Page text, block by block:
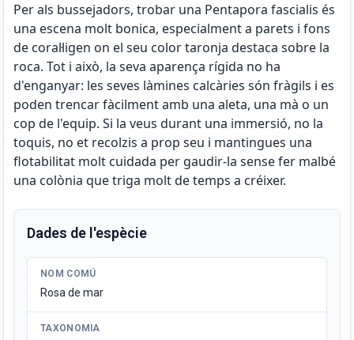
Per als bussejadors, trobar una Pentapora fascialis és
una escena molt bonica, especialment a parets i fons
de coral·ligen on el seu color taronja destaca sobre la
roca. Tot i això, la seva aparença rígida no ha
d'enganyar: les seves làmines calcàries són fràgils i es
poden trencar fàcilment amb una aleta, una mà o un
cop de l'equip. Si la veus durant una immersió, no la
toquis, no et recolzis a prop seu i mantingues una
flotabilitat molt cuidada per gaudir-la sense fer malbé
una colònia que triga molt de temps a créixer.
Dades de l'espècie
NOM COMÚ
Rosa de mar
TAXONOMIA